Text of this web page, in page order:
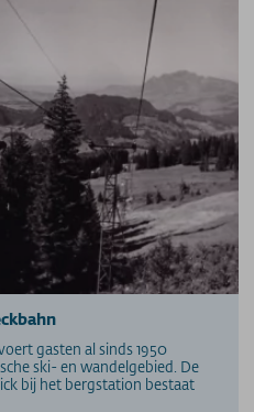
gasten al sinds 1950
ski- en wandelgebied. De
bij het bergstation bestaat